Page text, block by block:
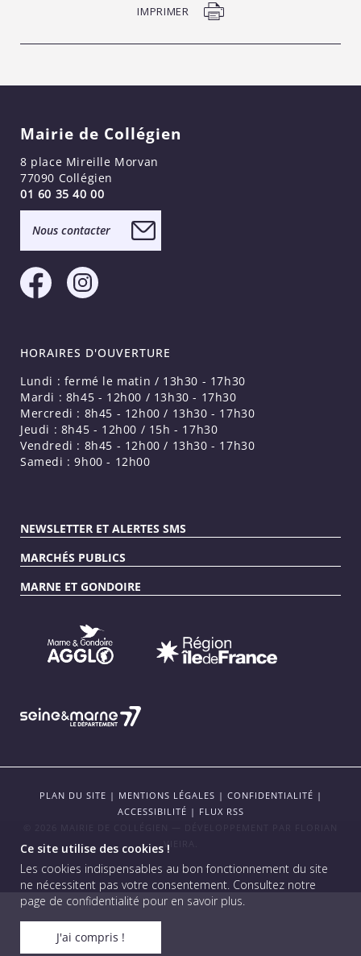
Ce site utilise des cookies !
Les cookies indispensables au bon fonctionnement du site
ne nécessitent pas votre consentement. Consultez notre
page de confidentialité pour en savoir plus.
J'ai compris !
IMPRIMER
Mairie de Collégien
8 place Mireille Morvan
77090 Collégien
01 60 35 40 00
Nous contacter
HORAIRES D'OUVERTURE
Lundi : fermé le matin / 13h30 - 17h30
Mardi : 8h45 - 12h00 / 13h30 - 17h30
Mercredi : 8h45 - 12h00 / 13h30 - 17h30
Jeudi : 8h45 - 12h00 / 15h - 17h30
Vendredi : 8h45 - 12h00 / 13h30 - 17h30
Samedi : 9h00 - 12h00
NEWSLETTER ET ALERTES SMS
MARCHÉS PUBLICS
MARNE ET GONDOIRE
PLAN DU SITE | MENTIONS LÉGALES | CONFIDENTIALITÉ |
ACCESSIBILITÉ | FLUX RSS
VIEIRA